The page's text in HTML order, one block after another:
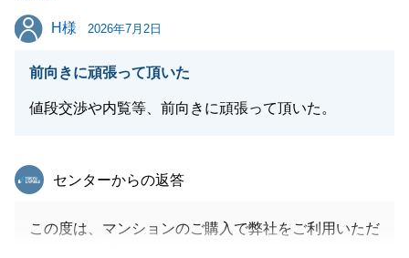
H様
H様 2026年7月2日
前向きに頑張って頂いた
値段交渉や内覧等、前向きに頑張って頂いた。
東急リバブル
センターからの返答
この度は、マンションのご購入で弊社をご利用いただ